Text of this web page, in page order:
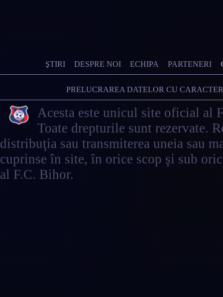
ŞTIRI DESPRE NOI ECHIPA PARTENERI
PRELUCRAREA DATELOR CU
Acesta este unicul site oficial al
Toate drepturile sunt rezervate.
distribuţia sau transmiterea uneia sau
cuprinse în site, în orice scop şi sub
al F.C. Bihor.